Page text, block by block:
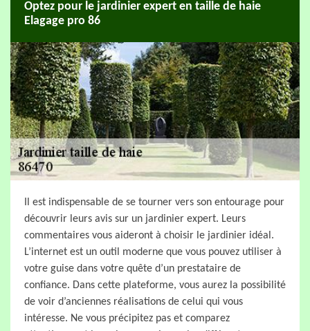
Optez pour le jardinier expert en taille de haie
Elagage pro 86
Il est indispensable de se tourner vers son entourage pour
découvrir leurs avis sur un jardinier expert. Leurs
commentaires vous aideront à choisir le jardinier idéal.
L’internet est un outil moderne que vous pouvez utiliser à
votre guise dans votre quête d’un prestataire de
confiance. Dans cette plateforme, vous aurez la possibilité
de voir d’anciennes réalisations de celui qui vous
intéresse. Ne vous précipitez pas et comparez